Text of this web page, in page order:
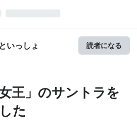
いっしょ 読者になる
王」のサントラを
た